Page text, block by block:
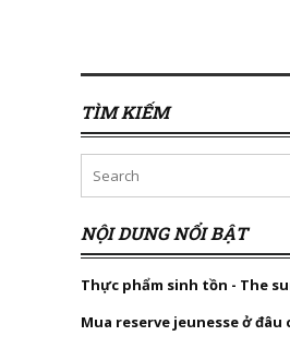
TÌM KIẾM
NỘI DUNG NỔI BẬT
Thực phẩm sinh tồn - The
Mua reserve jeunesse ở đâu